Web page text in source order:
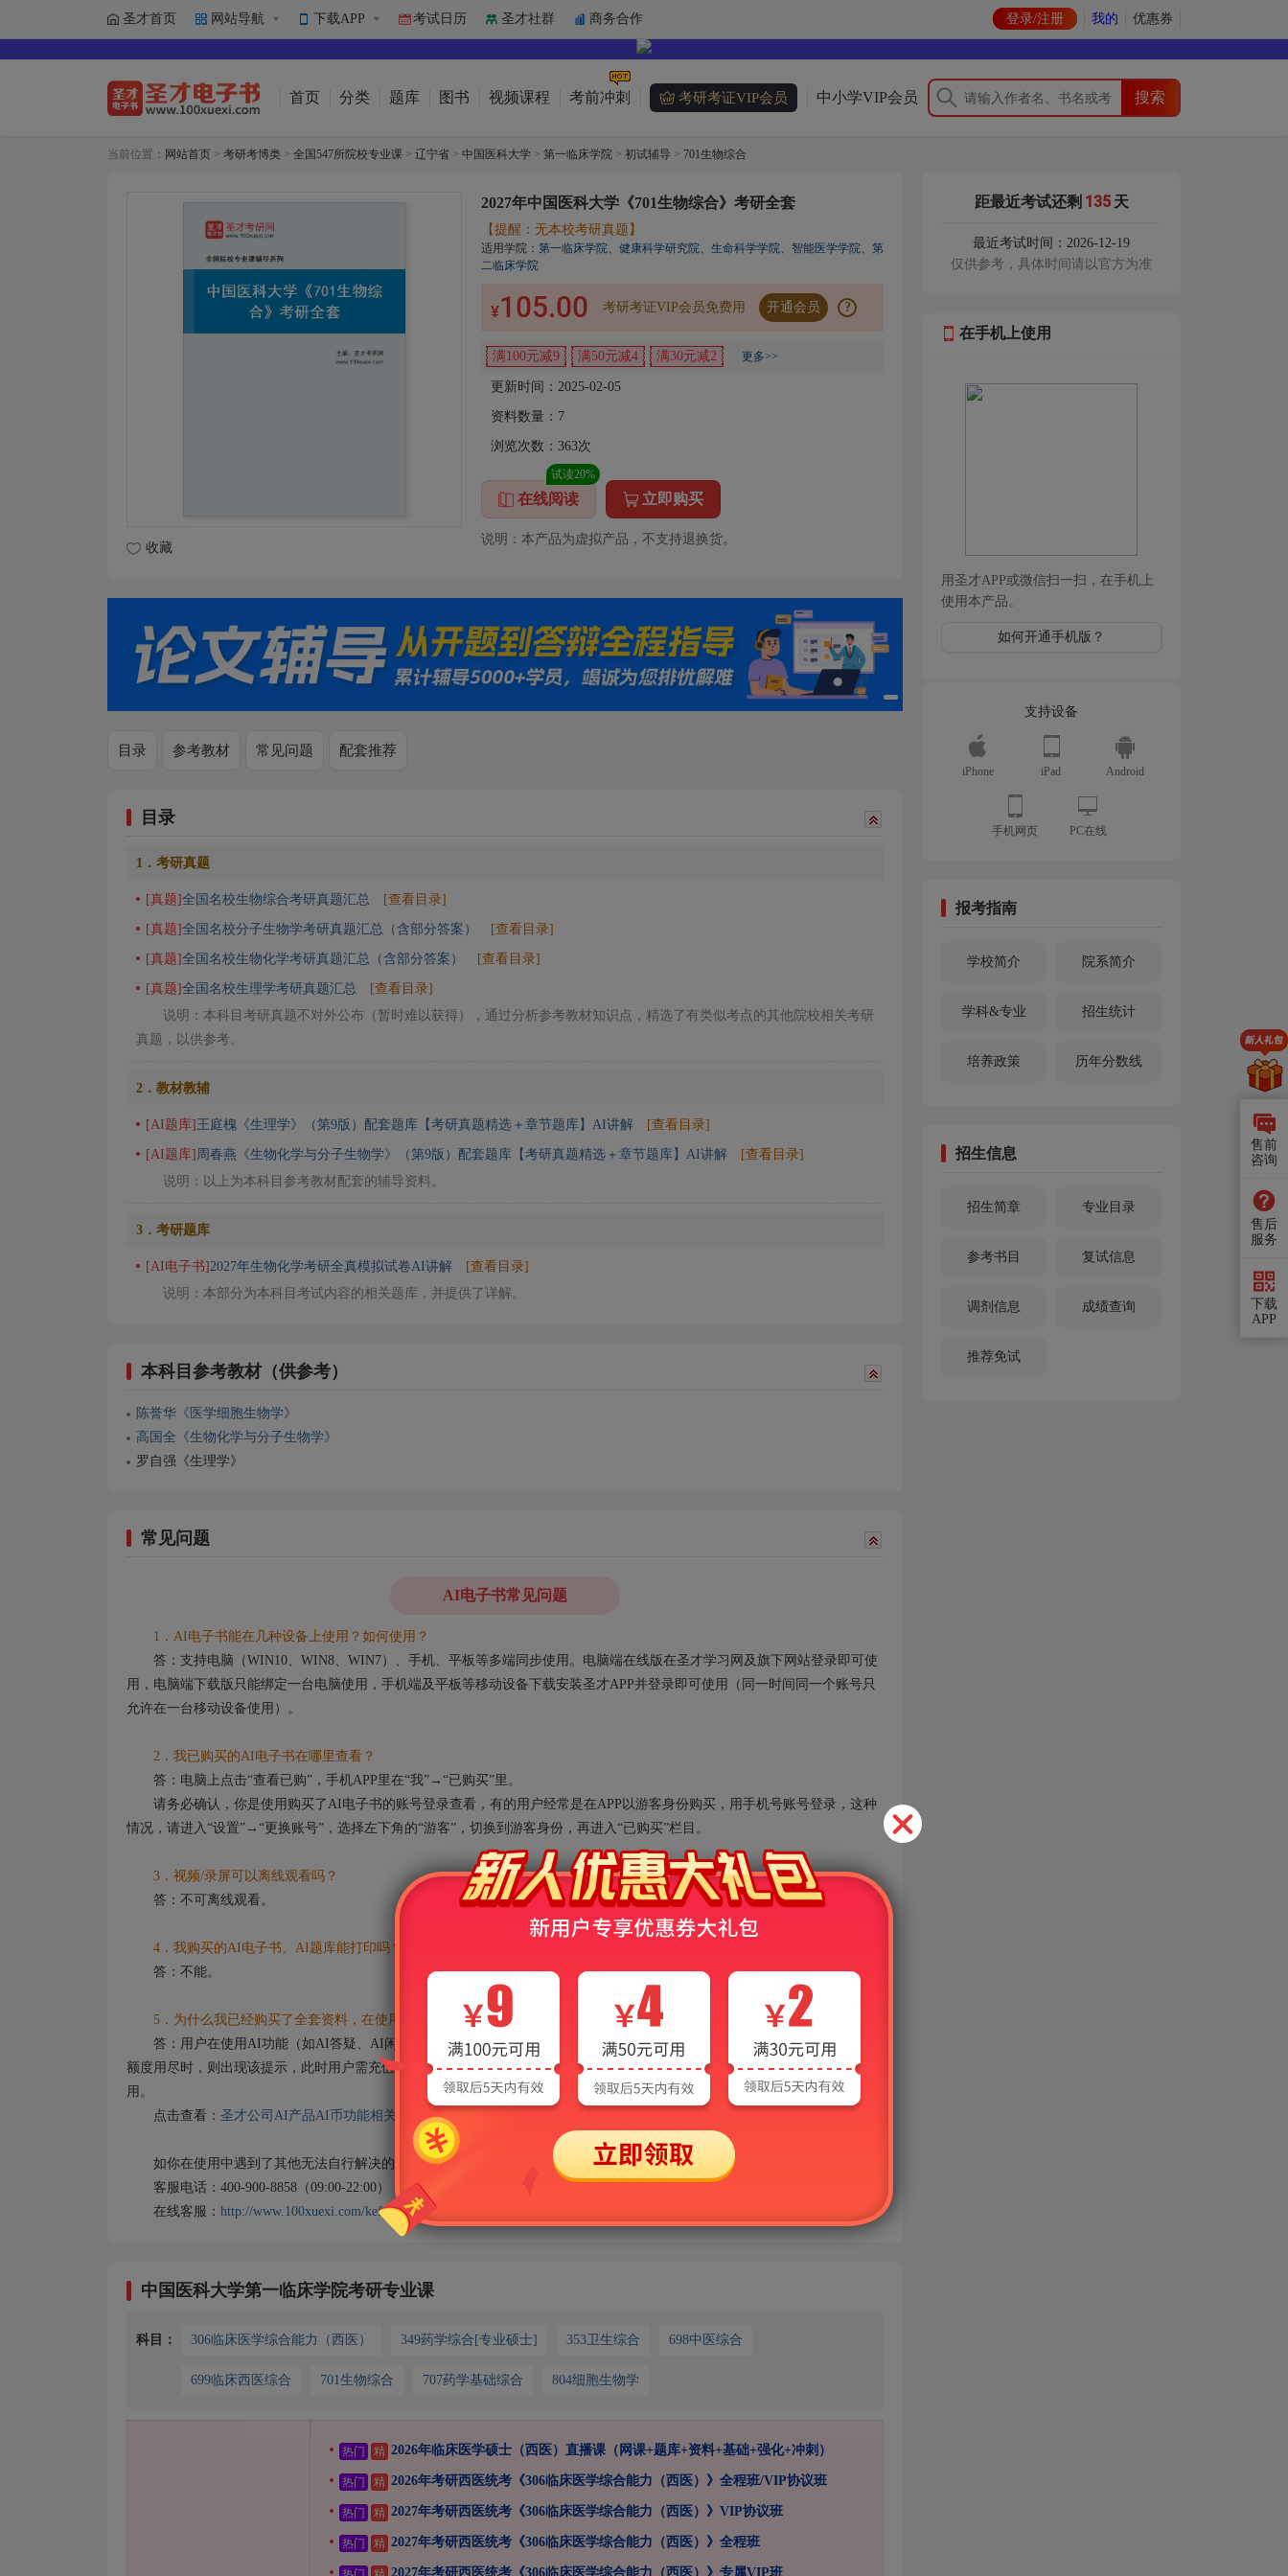
圣才首页 网站导航 下载APP 考试日历 圣才社群 商务合作 登录/注册 我的 优惠券
首页 分类 题库 图书 视频课程 考前冲刺 考研考证VIP会员 中小学VIP会员
当前位置： 网站首页 > 考研考博类 > 全国547所院校专业课 > 辽宁省 > 中国医科大学 > 第一临床学院 > 初试辅导 > 701生物综合
收藏
2027年中国医科大学《701生物综合》考研全套
【提醒：无本校考研真题】
适用学院： 第一临床学院、 健康科学研究院、 生命科学学院、 智能医学学院、 第
二临床学院
¥105.00 考研考证VIP会员免费用 开通会员 ?
满100元减9 满50元减4 满30元减2 更多>>
更新时间：2025-02-05
资料数量： 7
浏览次数： 363次
在线阅读
试读20%
立即购买
说明：本产品为虚拟产品，不支持退换货。
目录 参考教材 常见问题 配套推荐
目录
1．考研真题
[真题]全国名校生物综合考研真题汇总 [查看目录]
[真题]全国名校分子生物学考研真题汇总（含部分答案） [查看目录]
[真题]全国名校生物化学考研真题汇总（含部分答案） [查看目录]
[真题]全国名校生理学考研真题汇总
[查看目录]
说明：本科目考研真题不对外公布（暂时难以获得），通过分析参考教材知识点，精选了有类似考点的其他院校相关考研
真题，以供参考。
2．教材教辅
[AI题库] 王庭槐《生理学》（第9版）配套题库【考研真题精选＋章节题库】AI讲解 [查看目录]
[AI题库] 周春燕《生物化学与分子生物学》（第9版）配套题库【考研真题精选＋章节题库】AI讲解
[查看目录]
说明：以上为本科目参考教材配套的辅导资料。
3．考研题库
[AI电子书] 2027年生物化学考研全真模拟试卷AI讲解
[查看目录]
说明：本部分为本科目考试内容的相关题库，并提供了详解。
本科目参考教材（供参考）
陈誉华《医学细胞生物学》
高国全《生物化学与分子生物学》
罗自强《生理学》
常见问题
AI电子书常见问题
1．AI电子书能在几种设备上使用？如何使用？
答：支持电脑（WIN10、WIN8、WIN7）、手机、平板等多端同步使用。电脑端在线版在圣才学习网及旗下网站登录即可使
用，电脑端下载版只能绑定一台电脑使用，手机端及平板等移动设备下载安装圣才APP并登录即可使用（同一时间同一个账号只
允许在一台移动设备使用）。
2．我已购买的AI电子书在哪里查看？
答：电脑上点击“查看已购”，手机APP里在“我”→“已购买”里。
请务必确认，你是使用购买了AI电子书的账号登录查看，有的用户经常是在APP以游客身份购买，用手机号账号登录，这种
情况，请进入“设置”→“更换账号”，选择左下角的“游客”，切换到游客身份，再进入“已购买”栏目。
3．视频/录屏可以离线观看吗？
答：不可离线观看。
4．我购买的AI电子书、AI题库能打印吗？
答：不能。
5．为什么我已经购买了全套资料，在使用AI功能的时候却提示“您的额度已用完，需充值后继续使用”？
答：用户在使用AI功能（如AI答疑、AI闲聊）的过程中，会消耗各种AI算力资源，系统会默认赠送一定的免费额度，当免费
额度用尽时，则出现该提示，此时用户需充值AI币后才可继续使用AI功能。需要说明的是，出现该提示并不会影响非AI功能的使
用。
点击查看： 圣才公司AI产品AI币功能相关说明
如你在使用中遇到了其他无法自行解决的问题，请联系客服：
客服电话：400-900-8858（09:00-22:00）
在线客服： http://www.100xuexi.com/kefu
中国医科大学第一临床学院考研专业课
科目： 306临床医学综合能力（西医） 349药学综合[专业硕士] 353卫生综合 698中医综合
699临床西医综合 701生物综合 707药学基础综合 804细胞生物学
热门 精 2026年临床医学硕士（西医）直播课（网课+题库+资料+基础+强化+冲刺）
热门 精 2026年考研西医统考《306临床医学综合能力（西医）》全程班/VIP协议班
热门 精 2027年考研西医统考《306临床医学综合能力（西医）》VIP协议班
热门 精 2027年考研西医统考《306临床医学综合能力（西医）》全程班
2027年考研西医统考《306临床医学综合能力（西医）》专属VIP班
距最近考试还剩 135 天
最近考试时间：2026-12-19
仅供参考，具体时间请以官方为准
在手机上使用
用圣才APP或微信扫一扫，在手机上
使用本产品。
如何开通手机版？
支持设备
iPhone iPad Android
手机网页 PC在线
报考指南
学校简介 院系简介
学科&专业 招生统计
培养政策 历年分数线
招生信息
招生简章 专业目录
参考书目 复试信息
调剂信息 成绩查询
推荐免试
售前
咨询
售后
服务
下载
APP